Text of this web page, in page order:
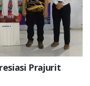
Prajurit